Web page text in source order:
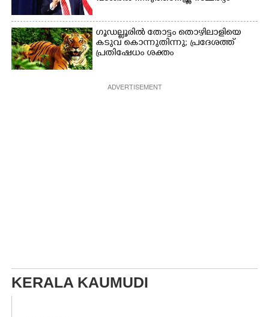
ഗൂഡല്ലൂരിൽ തോട്ടം തൊഴിലാളിയെ
കടുവ കൊന്നുതിന്നു; പ്രദേശത്ത്
പ്രതിഷേധം ശക്തം
ADVERTISEMENT
KERALA KAUMUDI